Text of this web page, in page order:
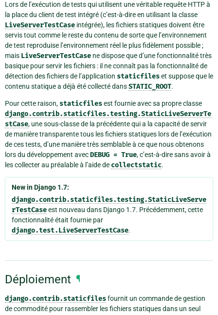
Lors de l’exécution de tests qui utilisent une véritable requête HTTP à
la place du client de test intégré (c’est-à-dire en utilisant la classe
LiveServerTestCase intégrée), les fichiers statiques doivent être
servis tout comme le reste du contenu de sorte que l’environnement
de test reproduise l’environnement réel le plus fidèlement possible ;
mais LiveServerTestCase ne dispose que d’une fonctionnalité très
basique pour servir les fichiers : il ne connaît pas la fonctionnalité de
détection des fichiers de l’application staticfileset suppose que le
contenu statique a déjà été collecté dansSTATIC_ROOT.
Pour cette raison, staticfilesest fournie avec sa propre classe
django.contrib.staticfiles.testing.StaticLiveServerTe
stCase, une sous-classe de la précédente qui a la capacité de servir
de manière transparente tous les fichiers statiques lors de l’exécution
de ces tests, d’une manière très semblable à ce que nous obtenons
lors du développement avecDEBUG = True, c’est-à-dire sans avoir à
les collecter au préalable à l’aide de collectstatic.
New in Django 1.7:
django.contrib.staticfiles.testing.StaticLiveServe
rTestCaseest nouveau dans Django 1.7. Précédemment, cette
fonctionnalité était fournie par
django.test.LiveServerTestCase.
Déploiement ¶
django.contrib.staticfilesfournit un commande de gestion
de commodité pour rassembler les fichiers statiques dans un seul